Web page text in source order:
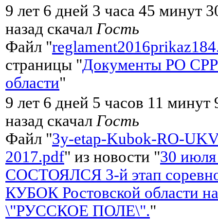
9 лет 6 дней 3 часа 45 минут
назад скачал Гость
Файл "
страницы "Документы РО СРР
области"
9 лет 6 дней 5 часов 11 минут
назад скачал Гость
Файл "3y-etap-Kubok-RO-
2017.pdf" из новости "30 июля
СОСТОЯЛСЯ 3-й этап
КУБОК Ростовской области
\"РУССКОЕ ПОЛЕ\"."